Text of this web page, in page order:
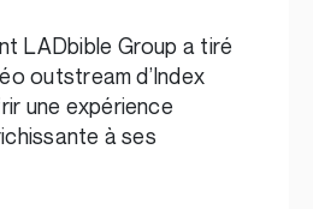
LADbible Group a tiré
outstream d’Index
une expérience
à ses